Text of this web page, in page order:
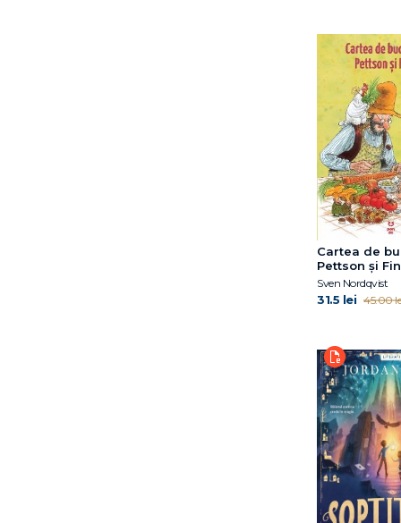
Cartea de
Pettson și
Sven Nordqvist
31.5 lei 45.00